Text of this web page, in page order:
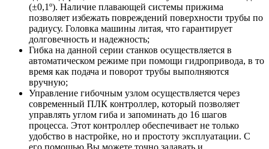
(±0,1º). Наличие плавающей системы прижима
позволяет избежать повреждений поверхности трубы по
радиусу. Головка машины литая, что гарантирует
долговечность и надежность;
Гибка на данной серии станков осуществляется в
автоматическом режиме при помощи гидропривода, в то
время как подача и поворот трубы выполняются
вручную;
Управление гибочным узлом осуществляется через
современный ПЛК контроллер, который позволяет
управлять углом гиба и запоминать до 16 шагов
процесса. Этот контроллер обеспечивает не только
удобство в настройке, но и простоту эксплуатации. С